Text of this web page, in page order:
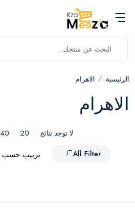
الرئيسية الاهرام
الاهرام
لا توجد نتائج 20
40
All Filter
ترتيب حسب